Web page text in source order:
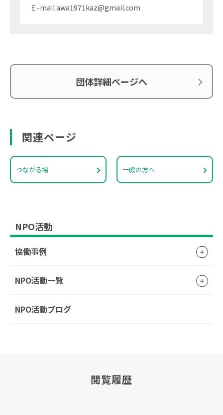
Ｅ-mail awa1971kaz@gmail.com
団体詳細ページへ
関連ページ
つながる場 一般の方へ
NPO活動
協働事例
NPO活動一覧
NPO活動ブログ
閲覧履歴